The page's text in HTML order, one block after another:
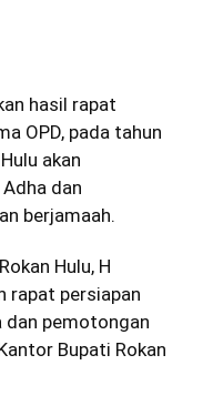
hasil rapat
OPD, pada tahun
akan
dan
berjamaah.
Hulu, H
rapat persiapan
dan pemotongan
Bupati Rokan